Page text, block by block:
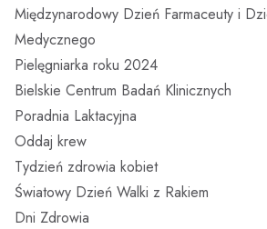
Międzynarodowy Dzień Farmaceuty i
Medycznego
Pielęgniarka roku 2024
Bielskie Centrum Badań Klinicznych
Poradnia Laktacyjna
Oddaj krew
Tydzień zdrowia kobiet
Światowy Dzień Walki z Rakiem
Dni Zdrowia